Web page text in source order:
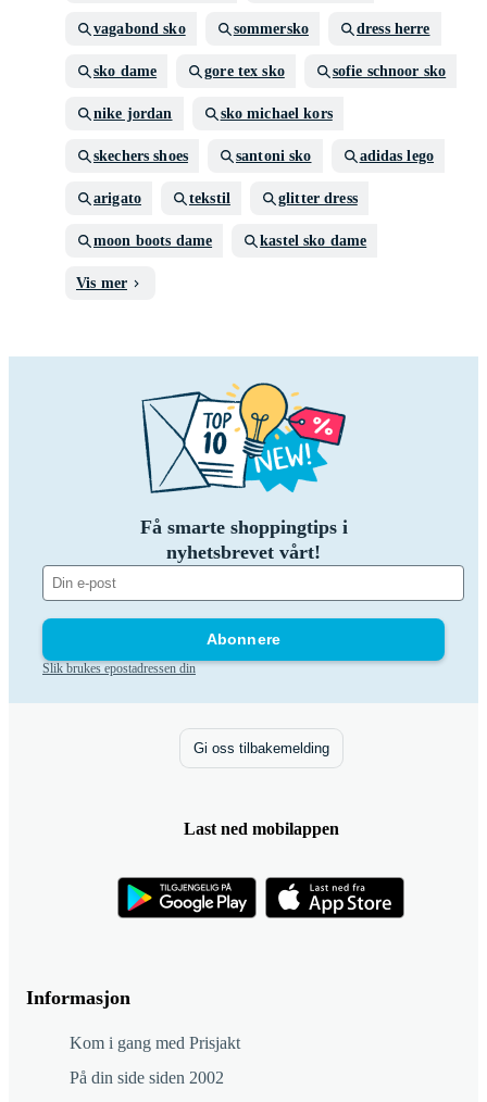
vagabond sko sommersko dress herre
sko dame gore tex sko sofie schnoor sko
nike jordan sko michael kors
skechers shoes santoni sko adidas lego
arigato tekstil glitter dress
moon boots dame kastel sko dame
Vis mer
Få smarte shoppingtips i
nyhetsbrevet vårt!
Abonnere
Slik brukes epostadressen din
Informasjon
Kom i gang med Prisjakt
På din side siden 2002
Gi oss tilbakemelding
Last ned mobilappen